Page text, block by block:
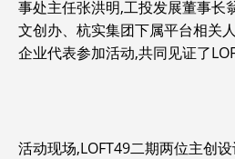
事处主任张洪明,工投发展董事长
文创办、杭实集团下属平台相关
企业代表参加活动,共同见证了
活动现场,LOFT49二期两位主创